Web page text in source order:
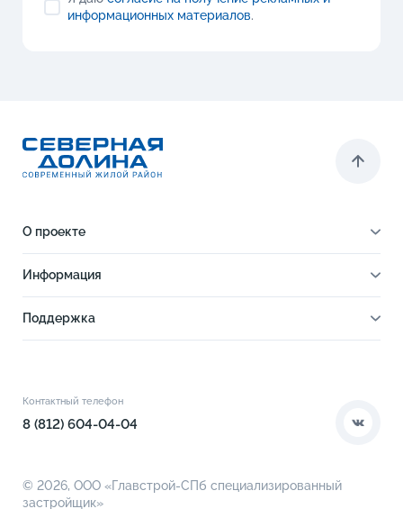
информационных материалов.
О проекте
Инфраструктура
Благоустройство
Информация
Поддержка
О компании
Контактный телефон
8 (812) 604-04-04
© 2026, ООО «Главстрой-СПб специализированный
застройщик»